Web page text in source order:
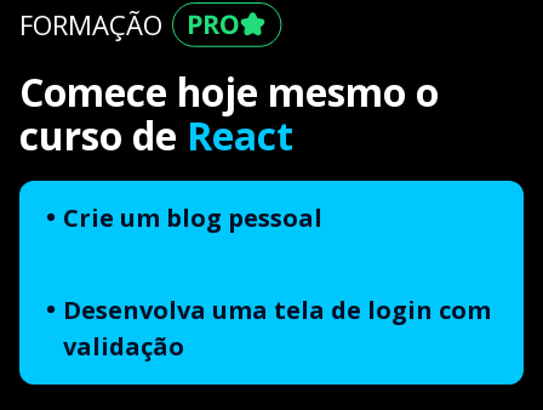
FORMAÇÃO
Comece hoje mesmo o
curso de React
Crie um blog pessoal
Desenvolva uma tela de login com
validação